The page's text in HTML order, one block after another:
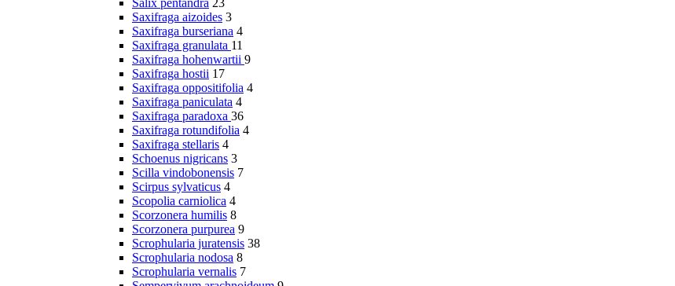
Salix pentandra 23
Saxifraga aizoides 3
Saxifraga burseriana 4
Saxifraga granulata 11
Saxifraga hohenwartii 9
Saxifraga hostii 17
Saxifraga oppositifolia 4
Saxifraga paniculata 4
Saxifraga paradoxa 36
Saxifraga rotundifolia 4
Saxifraga stellaris 4
Schoenus nigricans 3
Scilla vindobonensis 7
Scirpus sylvaticus 4
Scopolia carniolica 4
Scorzonera humilis 8
Scorzonera purpurea 9
Scrophularia juratensis 38
Scrophularia nodosa 8
Scrophularia vernalis 7